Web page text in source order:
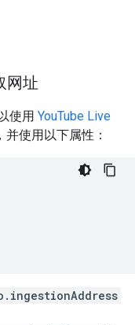
网址
使用 YouTube Live
，并使用以下属性：